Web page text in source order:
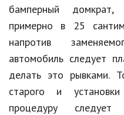
Домашние животные
Семья и дети
Путешествия
Строительство
Культура и общество
бамперный домкрат,
примерно в 25
напротив
автомобиль следует
делать это рывками.
старого и
процедуру следует